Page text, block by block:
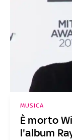
È morto
l'album
MUSICA